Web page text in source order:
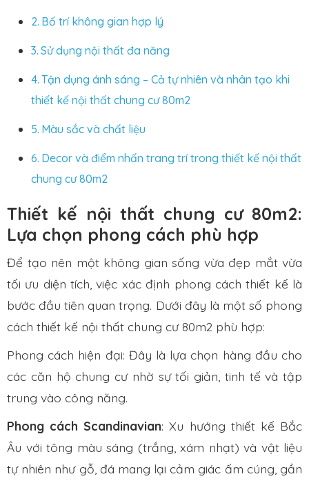
Bố trí không gian hợp lý
Sử dụng nội thất đa năng
Tận dụng ánh sáng – Cả tự nhiên và nhân tạo khi
thiết kế nội thất chung cư 80m2
Màu sắc và chất liệu
Decor và điểm nhấn trang trí trong thiết kế nội thất
chung cư 80m2
Thiết kế nội thất chung cư 80m2:
Lựa chọn phong cách phù hợp
Để tạo nên một không gian sống vừa đẹp mắt vừa
tối ưu diện tích, việc xác định phong cách thiết kế là
bước đầu tiên quan trọng. Dưới đây là một số phong
cách thiết kế nội thất chung cư 80m2 phù hợp:
Phong cách hiện đại: Đây là lựa chọn hàng đầu cho
các căn hộ chung cư nhờ sự tối giản, tinh tế và tập
trung vào công năng.
Phong cách Scandinavian: Xu hướng thiết kế Bắc
Âu với tông màu sáng (trắng, xám nhạt) và vật liệu
tự nhiên như gỗ, đá mang lại cảm giác ấm cúng, gần